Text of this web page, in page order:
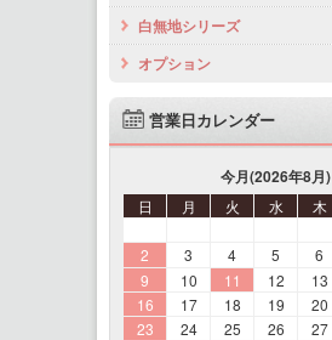
白無地シリーズ
オプション
営業日カレンダー
今月(2026年8月)
日 月 火 水 木
2
3 4 5 6
9
10 11 12 13
16
17 18 19 20
23
24 25 26 27